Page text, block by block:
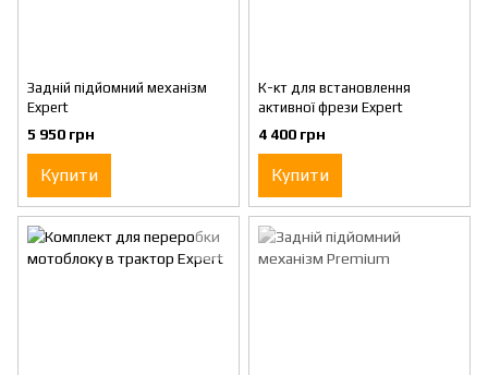
Задній підйомний механізм
Expert
5 950 грн
Купити
К-кт для встановлення
активної фрези Expert
4 400 грн
Купити